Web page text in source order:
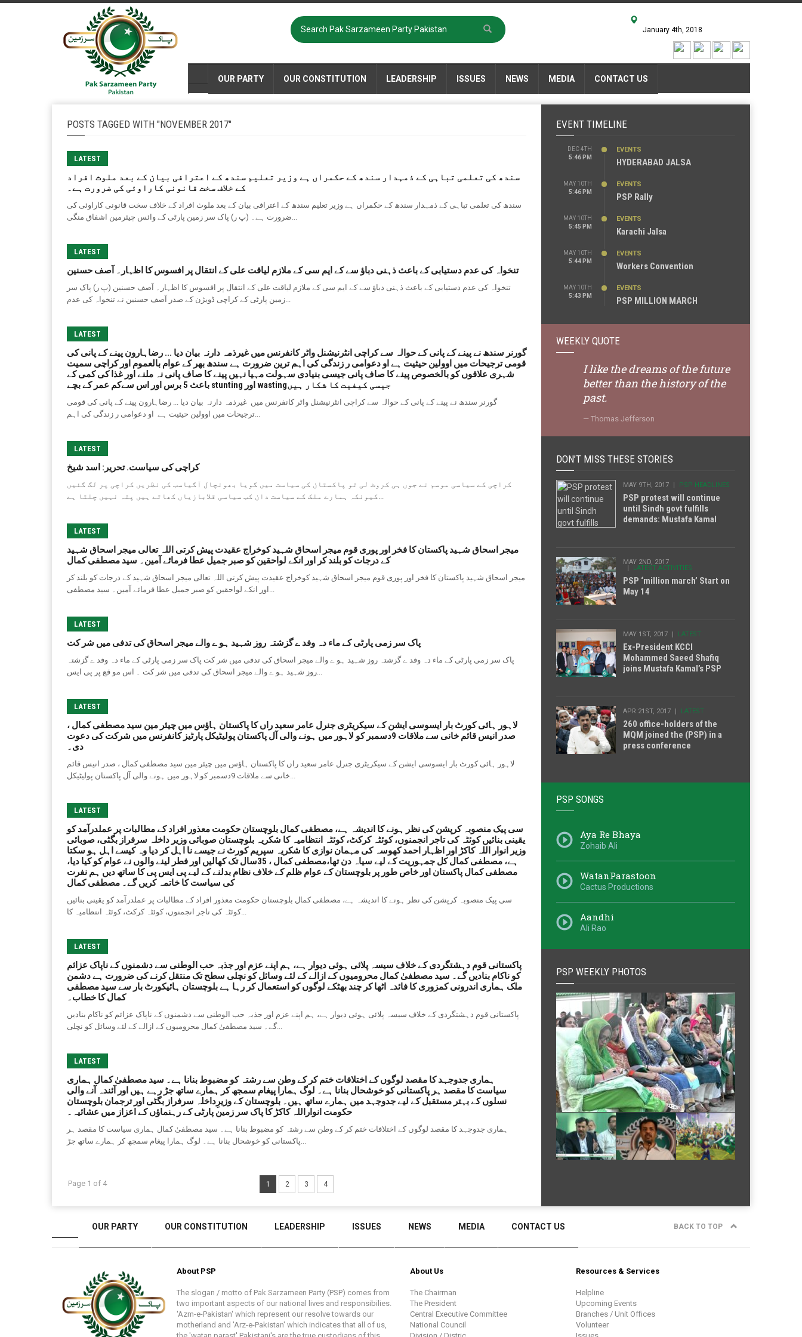
January 4th, 2018
HOMEPAGE
OUR PARTY OUR CONSTITUTION LEADERSHIP ISSUES NEWS MEDIA CONTACT US
POSTS TAGGED WITH "NOVEMBER 2017"
LATEST
سندھ کی تعلمی تباہی کے ذمہدار سندھ کے حکمراں ہے وزیر تعلیم سندھ کے اعترافی بیان کے بعد ملوث افراد
کے خلاف سخت قانونی کاراوئی کی ضرورت ہے۔
سندھ کی تعلمی تباہی کے ذمہدار سندھ کے حکمراں ہے وزیر تعلیم سندھ کے اعترافی بیان کے بعد ملوث افراد کے خلاف سخت قانونی کاراوئی کی
ضرورت ہے۔ (پ ر) پاک سر زمین پارٹی کے وائس چیئرمین اشفاق منگی...
LATEST
تنخواہ کی عدم دستیابی کے باعث ذہنی دباؤ سے کے ایم سی کے ملازم لیاقت علی کے انتقال پر افسوس کا اظہار۔ آصف حسنین
تنخواہ کی عدم دستیابی کے باعث ذہنی دباؤ سے کے ایم سی کے ملازم لیاقت علی کے انتقال پر افسوس کا اظہار۔ آصف حسنین (پ ر) پاک سر
زمین پارٹی کے کراچی ڈویژن کے صدر آصف حسنین نے تنخواہ کی عدم...
LATEST
گورنر سندھ نے پینے کے پانی کے حوالہ سے کراچی انٹرنیشنل واٹر کانفرنس میں غیرذمہ دارنہ بیان دیا ... رضاہارون پینے کے پانی کی
قومی ترجیحات میں اوولین حیثیت ہے او دعوامی ر زندگی کی اہم ترین ضرورت ہے سندھ بھر کے عوام بالعموم اور کراچی سمیت
شہری علاقوں کو بالخصوص پینے کا صاف پانی جیسی بنیادی سہولت مہیا نہیں پینے کا صاف پانی نہ ملنے اور غذا کی کمی کے
باعث 5 برس اور اس سےکم عمر کے بچے stunting اور wastingجیسی کیفیت کا شکار ہیں
گورنر سندھ نے پینے کے پانی کے حوالہ سے کراچی انٹرنیشنل واٹر کانفرنس میں غیرذمہ دارنہ بیان دیا ... رضاہارون پینے کے پانی کی قومی
ترجیحات میں اوولین حیثیت ہے او دعوامی ر زندگی کی اہم...
LATEST
کراچی کی سیاست. تحریر: اسد شیخ
کراچی کے سیاسی موسم نے جوں ہی کروٹ لی تو پاکستان کی سیاست میں گویا بھونچال آگیاسب کی نظریں کراچی پر لگ گئیں
کیونکہ ہمارے ملک کے سیاست دان کب سیاسی قلابازیاں کھاتے ہیں پتہ نہیں چلتا ہے...
LATEST
میجر اسحاق شہید پاکستان کا فخر اور پوری قوم میجر اسحاق شہید کوخراج عقیدت پیش کرتی اللہ تعالی میجر اسحاق شہید
کے درجات کو بلند کر اور انکے لواحقین کو صبر جمیل عطا فرمائے آمین۔ سید مصطفی کمال
میجر اسحاق شہید پاکستان کا فخر اور پوری قوم میجر اسحاق شہید کوخراج عقیدت پیش کرتی اللہ تعالی میجر اسحاق شہید کے درجات کو بلند کر
اور انکے لواحقین کو صبر جمیل عطا فرمائے آمین۔ سید مصطفی...
LATEST
پاک سر زمی پارٹی کے ماء دہ وفد ے گزشتہ روز شہید ہو ے والے میجر اسحاق کی تدفی میں شر کت
پاک سر زمی پارٹی کے ماء دہ وفد ے گزشتہ روز شہید ہو ے والے میجر اسحاق کی تدفی میں شر کت پاک سر زمی پارٹی کے ماء دہ وفد ے گزشتہ
روز شہید ہو ے والے میجر اسحاق کی تدفی میں شر کت ۔ اس مو قع پر پی ایس...
LATEST
لاہور ہائی کورٹ بار ایسوسی ایشن کے سیکریٹری جنرل عامر سعید راں کا پاکستان ہاؤس میں چیئر مین سید مصطفی کمال ،
صدر انیس قائم خانی سے ملاقات 9دسمبر کو لاہور میں ہونے والی آل پاکستان پولیٹیکل پارٹیز کانفرنس میں شرکت کی دعوت
دی۔
لاہور ہائی کورٹ بار ایسوسی ایشن کے سیکریٹری جنرل عامر سعید راں کا پاکستان ہاؤس میں چیئر مین سید مصطفی کمال ، صدر انیس قائم
خانی سے ملاقات 9دسمبر کو لاہور میں ہونے والی آل پاکستان پولیٹیکل...
LATEST
سی پیک منصوبہ کرپشن کی نظر ہونے کا اندیشہ ہے، مصطفی کمال بلوچستان حکومت معذور افراد کے مطالبات پر عملدرآمد کو
یقینی بنائیں کوئٹہ کی تاجر انجمنوں، کوئٹہ کرکٹ، کوئٹہ انتظامیہ کا شکریہ بلوچستان صوبائی وزیر داخلہ سرفراز بگٹی، صوبائی
وزیر انوار اللہ کاکڑ اور اظہار احمد کھوسہ کی مہمان نوازی کا شکریہ سپریم کورٹ نے جیسے نا اہل کر دیا وہ کیسے اہل ہو سکتا
ہے، مصطفی کمال کل جمہوریت کے لیے سیاہ دن تھا،مصطفی کمال ، 35سال تک کھالیں اور فطر لینے والوں نے عوام کو کیا دیا،
مصطفی کمال پاکستان اور خاص طور پر بلوچستان کے عوام ظلم کے خلاف نظام بدلنے کے لیے پی ایس پی کا ساتھ دیں ہم نفرت
کی سیاست کا خاتمہ کریں گے۔ مصطفی کمال
سی پیک منصوبہ کرپشن کی نظر ہونے کا اندیشہ ہے، مصطفی کمال بلوچستان حکومت معذور افراد کے مطالبات پر عملدرآمد کو یقینی بنائیں
کوئٹہ کی تاجر انجمنوں، کوئٹہ کرکٹ، کوئٹہ انتظامیہ کا...
LATEST
پاکستانی قوم دہشتگردی کے خلاف سیسہ پلائی ہوئی دیوار ہے، ہم اپنے عزم اور جذبہ حب الوطنی سے دشمنوں کے ناپاک عزائم
کو ناکام بنادیں گے۔ سید مصطفیٰ کمال محرومیوں کے ازالے کے لئے وسائل کو نچلی سطح تک منتقل کرنے کی ضرورت ہے دشمن
ملک ہماری اندرونی کمزوری کا فائدہ اٹھا کر چند بھٹکے لوگوں کو استعمال کر رہا ہے بلوچستان ہائیکورٹ بار سے سید مصطفی
کمال کا خطاب۔
پاکستانی قوم دہشتگردی کے خلاف سیسہ پلائی ہوئی دیوار ہے، ہم اپنے عزم اور جذبہ حب الوطنی سے دشمنوں کے ناپاک عزائم کو ناکام بنادیں
گے۔ سید مصطفیٰ کمال محرومیوں کے ازالے کے لئے وسائل کو نچلی...
LATEST
ہماری جدوجہد کا مقصد لوگوں کے اختلافات ختم کر کے وطن سے رشتہ کو مضبوط بنانا ہے۔ سید مصطفیٰ کمال ہماری
سیاست کا مقصد ہر پاکستانی کو خوشحال بنانا ہے۔ لوگ ہمارا پیغام سمجھ کر ہمارے ساتھ جڑ رہے ہیں اور آئندہ آنے والی
نسلوں کے بہتر مستقبل کے لیے جدوجہد میں ہمارے ساتھ ہیں۔ بلوچستان کے وزیرِداخلہ سرفراز بگٹی اور ترجمان بلوچستان
حکومت انواراللہ کاکڑ کا پاک سر زمین پارٹی کے رہنماؤں کے اعزاز میں عشائیہ۔
ہماری جدوجہد کا مقصد لوگوں کے اختلافات ختم کر کے وطن سے رشتہ کو مضبوط بنانا ہے۔ سید مصطفیٰ کمال ہماری سیاست کا مقصد ہر
پاکستانی کو خوشحال بنانا ہے۔ لوگ ہمارا پیغام سمجھ کر ہمارے ساتھ جڑ...
Page 1 of 4 1 2 3 4
EVENT TIMELINE
DEC 4TH
5:46 PM
EVENTS
HYDERABAD JALSA
MAY 10TH
5:46 PM
EVENTS
PSP Rally
MAY 10TH
5:45 PM
EVENTS
Karachi Jalsa
MAY 10TH
5:44 PM
EVENTS
Workers Convention
MAY 10TH
5:43 PM
EVENTS
PSP MILLION MARCH
WEEKLY QUOTE
I like the dreams of the future
better than the history of the
past.
Thomas Jefferson
DON’T MISS THESE STORIES
MAY 9TH, 2017 PSP HEADLINES
PSP protest will continue
until Sindh govt fulfills
demands: Mustafa Kamal
MAY 2ND, 2017
LATEST ACTIVITIES
PSP ‘million march’ Start on
May 14
MAY 1ST, 2017 LATEST
Ex-President KCCI
Mohammed Saeed Shafiq
joins Mustafa Kamal’s PSP
APR 21ST, 2017 LATEST
260 office-holders of the
MQM joined the (PSP) in a
press conference
PSP SONGS
Aya Re Bhaya
Zohaib Ali
WatanParastoon
Cactus Productions
Aandhi
Ali Rao
PSP WEEKLY PHOTOS
HOMEPAGEOUR PARTY OUR CONSTITUTION LEADERSHIP ISSUES NEWS MEDIA CONTACT US BACK TO TOP
About PSP
The slogan / motto of Pak Sarzameen Party (PSP) comes from
two important aspects of our national lives and responsibilies.
'Azm-e-Pakistan' which represent our resolve towards our
motherland and 'Arz-e-Pakistan' which indicates that all of us,
About Us
The Chairman
The President
Central Executive Committee
National Council
Resources & Services
Helpline
Upcoming Events
Branches / Unit Offices
Volunteer